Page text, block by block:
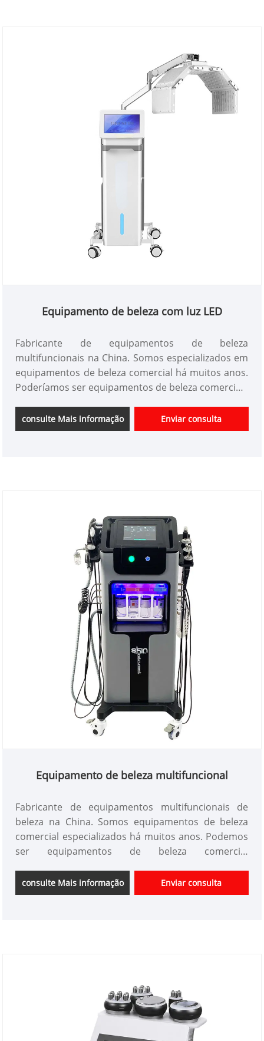
Equipamento de beleza com luz LED
Fabricante de equipamentos de beleza
multifuncionais na China. Somos especializados em
equipamentos de beleza comercial há muitos anos.
Poderíamos ser equipamentos de beleza comerciais
cobrir a maior parte dos mercados do Japão e da
Coréia. Somos fornecedores profissionais de
consulte Mais informação Enviar consulta
Equipamento de beleza multifuncional
Fabricante de equipamentos multifuncionais de
beleza na China. Somos equipamentos de beleza
comercial especializados há muitos anos. Podemos
ser equipamentos de beleza comercial
cobrir a maior parte dos mercados do Japão e da
Coréia. Nós somos fornecedores profissionais de
consulte Mais informação Enviar consulta